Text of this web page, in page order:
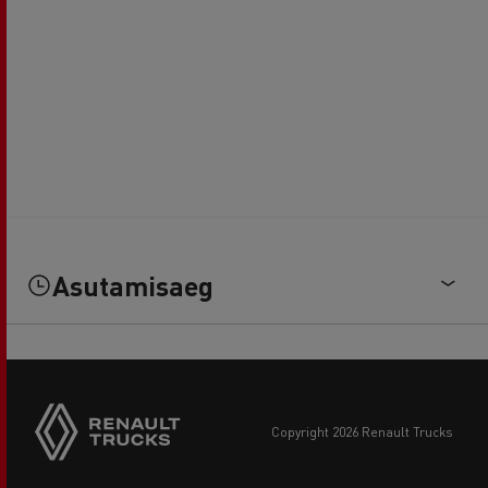
Asutamisaeg
copyright 2026 Renault Trucks